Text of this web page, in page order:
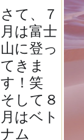
さて、７
月は富士
山に登っ
てきま
す！笑
そして８
月はベト
ナム